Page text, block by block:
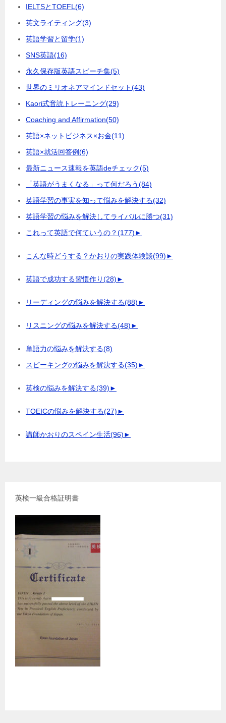
IELTSとTOEFL (6)
英文ライティング(3)
英語学習と留学(1)
SNS英語(16)
永久保存版英語スピーチ集(5)
世界のミリオネアマインドセット(43)
Kaori式音読トレーニング(29)
Coaching and Affirmation(50)
英語×ネットビジネス×お金(11)
英語×就活回答例(6)
最新ニュース速報を英語deチェック(5)
「英語がうまくなる」って何だろう(84)
英語学習の事実を知って悩みを解決する(32)
英語学習の悩みを解決してライバルに勝つ(31)
これって英語で何ていうの？(177)►
こんな時どうする？かおりの実践体験談(99)►
英語で成功する習慣作り(28)►
リーディングの悩みを解決する(88)►
リスニングの悩みを解決する(48)►
単語力の悩みを解決する(8)
スピーキングの悩みを解決する(35)►
英検の悩みを解決する(39)►
TOEICの悩みを解決する(27)►
講師かおりのスペイン生活(96)►
英検一級合格証明書